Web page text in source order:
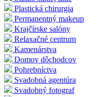
Plastická chirurgia
Permanentný makeup
Krajčírske salóny
Relaxačné centrum
Kamenárstva
Domov dôchodcov
Pohrebníctva
Svadobná agentúra
Svadobný fotograf